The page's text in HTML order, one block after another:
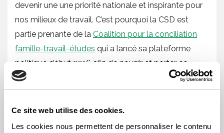
Ce site web utilise des cookies.
Les cookies nous permettent de personnaliser le contenu
devenir une une priorité nationale et inspirante pour
nos milieux de travail. C’est pourquoi la CSD est
partie prenante de la Coalition pour la conciliation
famille-travail-études qui a lancé sa plateforme
politique début 2016 afin de nourrir et porter ce
combat.
Facebook de la CSD